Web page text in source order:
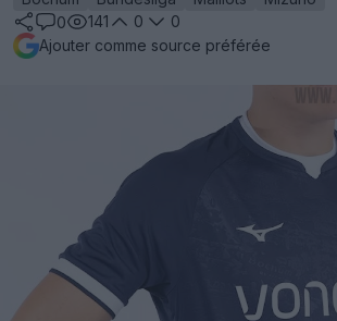
0
141 0
0
Ajouter comme source préférée